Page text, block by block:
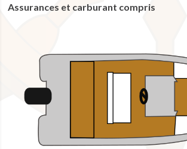
Assurances et carburant compris